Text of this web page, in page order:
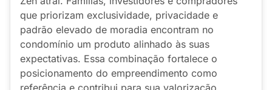
que priorizam exclusividade, privacidade e
padrão elevado de moradia encontram no
condomínio um produto alinhado às suas
expectativas. Essa combinação fortalece o
posicionamento do empreendimento como